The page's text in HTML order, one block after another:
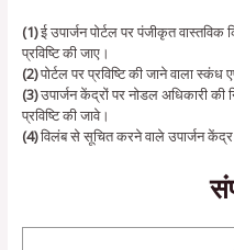
(1)ई उपार्जन पोर्टल पर पंजीकृत
प्रविष्टि की जाए।
(2)पोर्टल पर प्रविष्टि की जाने वाला स्कंध
(3)उपार्जन केंद्रों पर नोडल अधिकारी की
प्रविष्टि की जावे।
(4)विलंब से सूचित करने वाले उपार्जन केंद्र